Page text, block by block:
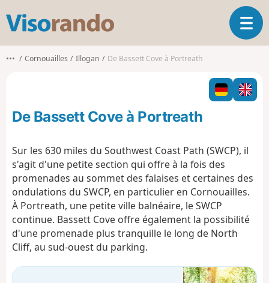
s
o
o
O
u
i
r
l
v
g
a
i
••• Cornouailles Illogan De Bassett Cove à Portreath
De Bassett Cove à Portreath
Sur les 630 miles du Southwest Coast Path (SWCP), il
s'agit d'une petite section qui offre à la fois des
promenades au sommet des falaises et certaines des
ondulations du SWCP, en particulier en Cornouailles.
À Portreath, une petite ville balnéaire, le SWCP
continue. Bassett Cove offre également la possibilité
d'une promenade plus tranquille le long de North
Cliff, au sud-ouest du parking.